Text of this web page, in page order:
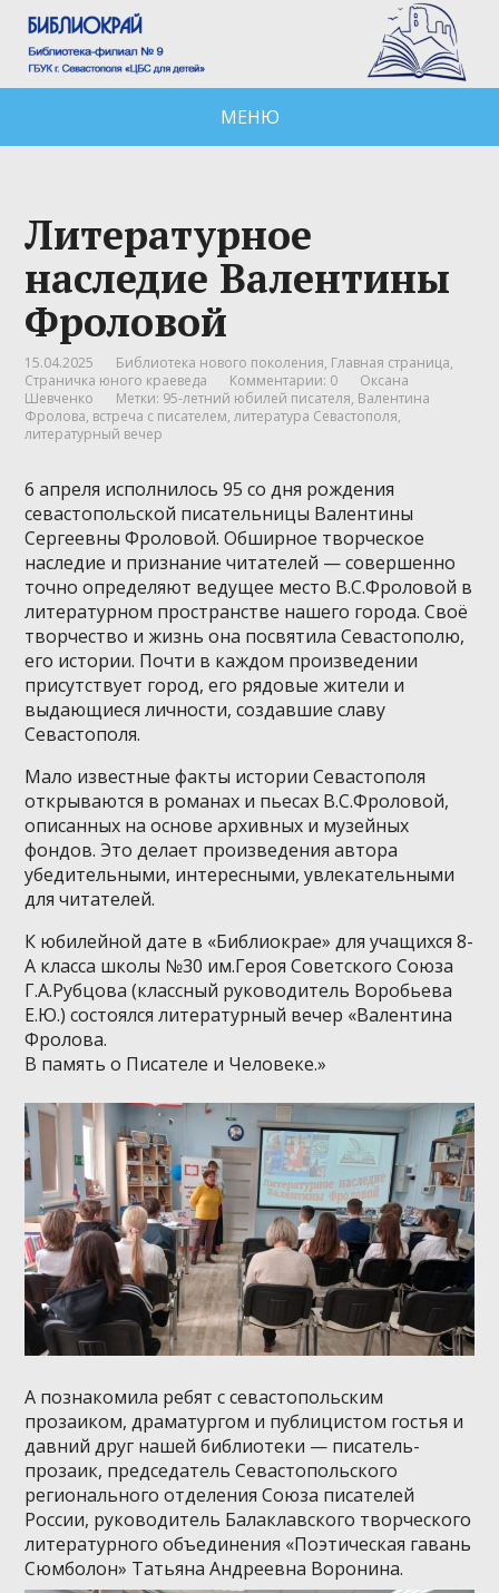
МЕНЮ
Литературное
наследие Валентины
Фроловой
15.04.2025 Библиотека нового поколения, Главная страница,
Страничка юного краеведа
Комментарии: 0
Оксана
Шевченко
Метки: 95-летний юбилей писателя, Валентина
Фролова, встреча с писателем,литература Севастополя,
литературный вечер
6 апреля исполнилось 95 со дня рождения
севастопольской писательницы Валентины
Сергеевны Фроловой. Обширное творческое
наследие и признание читателей — совершенно
точно определяют ведущее место В.С.Фроловой в
литературном пространстве нашего города. Своё
творчество и жизнь она посвятила Севастополю,
его истории. Почти в каждом произведении
присутствует город, его рядовые жители и
выдающиеся личности, создавшие славу
Севастополя.
Мало известные факты истории Севастополя
открываются в романах и пьесах В.С.Фроловой,
описанных на основе архивных и музейных
фондов. Это делает произведения автора
убедительными, интересными, увлекательными
для читателей.
К юбилейной дате в «Библиокрае» для учащихся 8-
А класса школы №30 им.Героя Советского Союза
Г.А.Рубцова (классный руководитель Воробьева
Е.Ю.) состоялся литературный вечер «Валентина
Фролова.
В память о Писателе и Человеке.»
А познакомила ребят с севастопольским
прозаиком, драматургом и публицистом гостья и
давний друг нашей библиотеки — писатель-
прозаик, председатель Севастопольского
регионального отделения Союза писателей
России, руководитель Балаклавского творческого
литературного объединения «Поэтическая гавань
Сюмболон» Татьяна Андреевна Воронина.